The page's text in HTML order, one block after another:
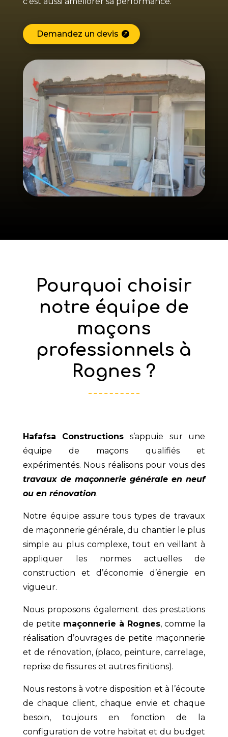
Demandez un devis
Pourquoi choisir
notre équipe de
maçons
professionnels à
Rognes ?
Hafafsa Constructions s’appuie sur une
équipe de maçons qualifiés et
expérimentés. Nous réalisons pour vous des
travaux de maçonnerie générale en neuf
ou en rénovation.
Notre équipe assure tous types de travaux
de maçonnerie générale, du chantier le plus
simple au plus complexe, tout en veillant à
appliquer les normes actuelles de
construction et d’économie d’énergie en
vigueur.
Nous proposons également des prestations
de petite maçonnerie à Rognes, comme la
réalisation d’ouvrages de petite maçonnerie
et de rénovation, (placo, peinture, carrelage,
reprise de fissures et autres finitions).
Nous restons à votre disposition et à l’écoute
de chaque client, chaque envie et chaque
besoin, toujours en fonction de la
configuration de votre habitat et du budget